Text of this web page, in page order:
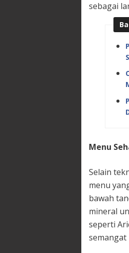
sebagai
Menu
Selain
menu
bawah
mineral
seperti
semangat